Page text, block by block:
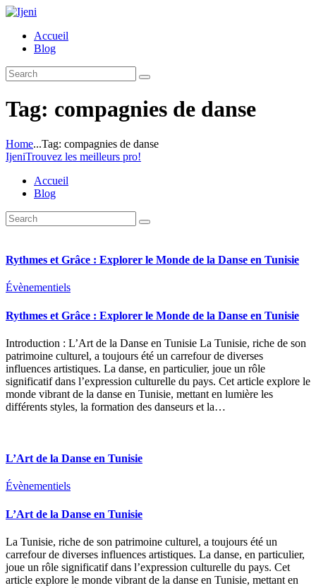
Accueil
Blog
Tag: compagnies de danse
Home...Tag: compagnies de danse
IjeniTrouvez les meilleurs pro!
Accueil
Blog
Rythmes et Grâce : Explorer le Monde de la Danse en Tunisie
Évènementiels
Rythmes et Grâce : Explorer le Monde de la Danse en Tunisie
Introduction : L’Art de la Danse en Tunisie La Tunisie, riche de son
patrimoine culturel, a toujours été un carrefour de diverses
influences artistiques. La danse, en particulier, joue un rôle
significatif dans l’expression culturelle du pays. Cet article explore le
monde vibrant de la danse en Tunisie, mettant en lumière les
différents styles, la formation des danseurs et la…
L’Art de la Danse en Tunisie
Évènementiels
L’Art de la Danse en Tunisie
La Tunisie, riche de son patrimoine culturel, a toujours été un
carrefour de diverses influences artistiques. La danse, en particulier,
joue un rôle significatif dans l’expression culturelle du pays. Cet
article explore le monde vibrant de la danse en Tunisie, mettant en